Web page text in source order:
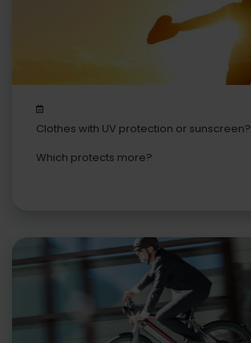
Clothes with UV protection or sunscreen?
Which protects more?